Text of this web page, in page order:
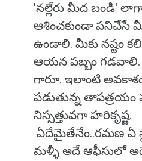
'నల్లేరు మీద బండి'
ఆశించకుండా పనిచేసే
ఉండాలి. మీకు నష్టం
ఆయన పబ్బం గడవాలి.
గారూ. ఇలాంటి
పడుతున్న
నిస్సత్తువగా హరికృష్ణ.
ఏదేమైతేనేం..రమణ ఏ
మళ్ళీ అదే ఆఫీసులో